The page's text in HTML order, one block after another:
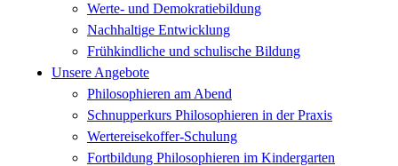
Werte- und Demokratiebildung
Nachhaltige Entwicklung
Frühkindliche und schulische Bildung
Unsere Angebote
Philosophieren am Abend
Schnupperkurs Philosophieren in der Praxis
Wertereisekoffer-Schulung
Fortbildung Philosophieren im Kindergarten